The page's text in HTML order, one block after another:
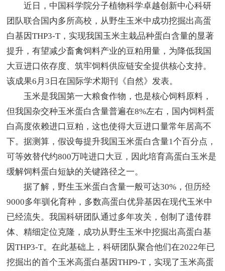
近日，中国科学院分子植物科学卓越创新中心科研
团队联合国内多所高校，从野生玉米中成功挖掘出高蛋
白基因THP3-T，实现我国玉米主栽品种蛋白含量的显著
提升，有望减少畜禽饲料产业的豆粕用量，为降低我国
大豆进口依存度、筑牢饲料供应链安全提供核心支持。
该成果6月3日在国际学术期刊《自然》发表。
玉米是我国第一大粮食作物，也是核心饲料原料，
但我国杂交种玉米蛋白含量普遍在8%左右，国内饲料蛋
白高度依赖进口豆粕，这也使得大豆进口量常年居高不
下。据测算，假设每提升我国玉米蛋白含量1个百分点，
可等效替代约800万吨进口大豆，因此培育高蛋白玉米是
缓解饲料蛋白短缺的关键路径之一。
据了解，野生玉米蛋白含量一般可达30%，但历经
9000多年驯化育种，多数高蛋白优异基因在现代玉米中
已经流失。我国科研团队通过多年攻关，创制了遗传群
体、精细定位克隆，成功从野生玉米中挖掘出高蛋白基
因THP3-T。在此基础上，科研团队聚合他们在2022年已
挖掘出的首个玉米高蛋白基因THP9-T，实现了玉米高蛋